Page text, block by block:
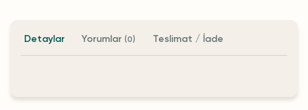
Detaylar Yorumlar (0) Teslimat / İade